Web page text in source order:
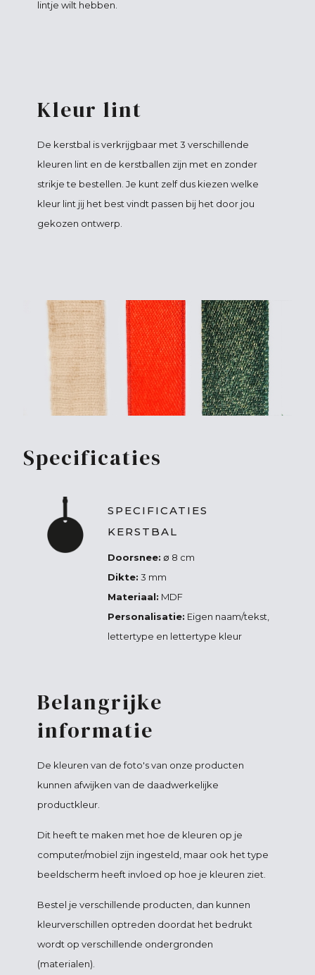
lintje wilt hebben.
Kleur lint
De kerstbal is verkrijgbaar met 3 verschillende
kleuren lint en de kerstballen zijn met en zonder
strikje te bestellen. Je kunt zelf dus kiezen welke
kleur lint jij het best vindt passen bij het door jou
gekozen ontwerp.
Specificaties
SPECIFICATIES
KERSTBAL
Doorsnee: ∅ 8 cm
Dikte: 3 mm
Materiaal: MDF
Personalisatie: Eigen naam/tekst,
lettertype en lettertype kleur
Belangrijke
informatie
De kleuren van de foto's van onze producten
kunnen afwijken van de daadwerkelijke
productkleur.
Dit heeft te maken met hoe de kleuren op je
computer/mobiel zijn ingesteld, maar ook het type
beeldscherm heeft invloed op hoe je kleuren ziet.
Bestel je verschillende producten, dan kunnen
kleurverschillen optreden doordat het bedrukt
wordt op verschillende ondergronden
(materialen).